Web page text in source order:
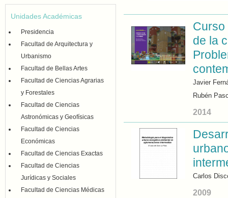
Unidades Académicas
Presidencia
Facultad de Arquitectura y
Urbanismo
Facultad de Bellas Artes
Facultad de Ciencias Agrarias
y Forestales
Facultad de Ciencias
Astronómicas y Geofísicas
Facultad de Ciencias
Económicas
Facultad de Ciencias Exactas
Facultad de Ciencias
Jurídicas y Sociales
Facultad de Ciencias Médicas
Curso
de la
Javier
Rubén
2014
Carlos
2009